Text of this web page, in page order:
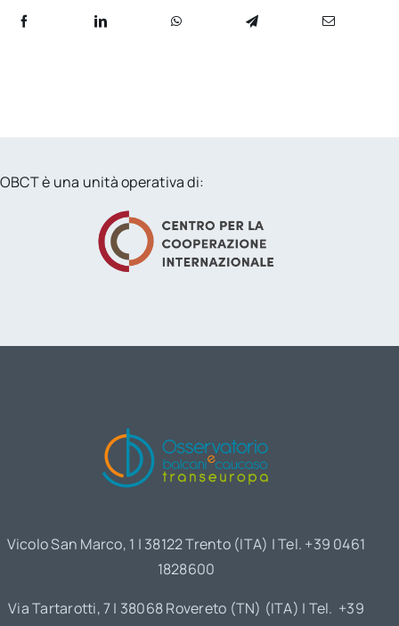
OBCT è una unità operativa di:
Vicolo San Marco, 1 | 38122 Trento (ITA) | Tel. +39 0461
1828600
Via Tartarotti, 7 | 38068 Rovereto (TN) (ITA) | Tel. +39